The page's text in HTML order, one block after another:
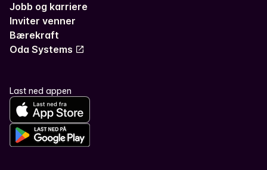
Jobb og karriere
Inviter venner
Bærekraft
Oda Systems
Last ned appen